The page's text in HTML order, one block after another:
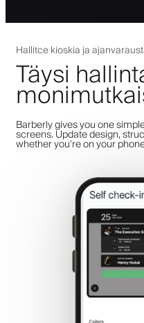
Hallitce kioskia ja
Täysi
Barberly gives you one
screens. Update design,
whether you're on your